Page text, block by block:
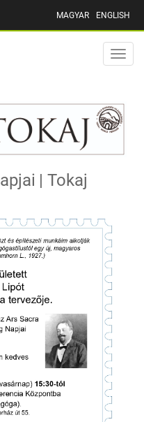
MAGYAR ENGLISH
Toggle
| Tokaj